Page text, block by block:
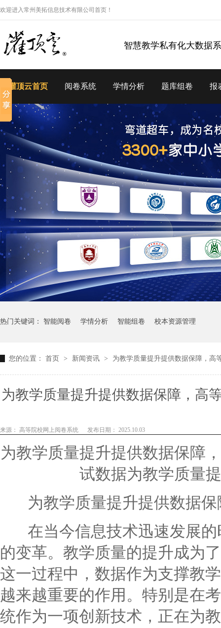
欢迎进入常州美拓信息技术有限公司首页！
智慧教学私有化大数据
灌顶云首页 阅卷系统 学情分析 题库组卷 报
热门关键词： 智能阅卷 学情分析 智能组卷 校本资源管理
您的位置： 首页 > 新闻资讯 > 为教学质量提升提供数据保障，高
为教学质量提升提供数据保障，高
来源： 高等院校网上阅卷系统 发布日期： 2025.10.03
为教学质量提升提供数据保障
试数据为教学质量
为教学质量提升提供数据
在当今信息技术迅速发展的
的变革。教学质量的提升成为
这一过程中，数据作为支撑教
越来越重要的作用。特别是在
统作为一项创新技术，正在为